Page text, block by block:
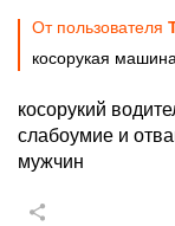
От пользователя
косорукая
косорукий
слабоумие и
мужчин